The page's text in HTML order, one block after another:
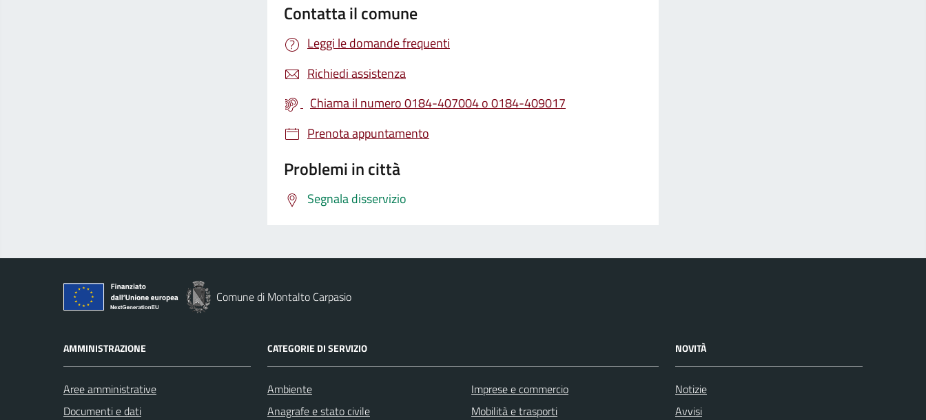
Contatta il comune
Leggi le domande frequenti
Richiedi assistenza
Chiama il numero 0184-407004 o 0184-409017
Prenota appuntamento
Problemi in città
Segnala disservizio
Comune di Montalto Carpasio
AMMINISTRAZIONE
Aree amministrative
Documenti e dati
CATEGORIE DI SERVIZIO
Ambiente
Anagrafe e stato civile
Imprese e commercio
Mobilità e trasporti
NOVITÀ
Notizie
Avvisi